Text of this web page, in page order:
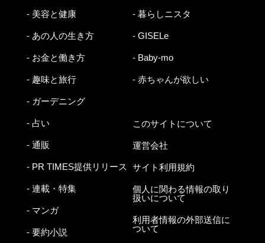
- 美容と健康
- あの人の生き方
- お金と働き方
- 趣味と旅行
- ガーデニング
- 占い
- 通販
- PR TIMES提供リリース
- 連載・特集
- マンガ
- 要約小説
- 暮らしニスタ
- GISELe
- Baby-mo
- 赤ちゃんが欲しい
このサイトについて
運営会社
サイト利用規約
個人に関わる情報の取り
扱いについて
利用者情報の外部送信に
ついて